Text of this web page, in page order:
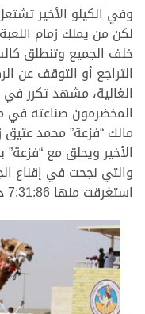
وفي الكيلو الأخير
لكن من يملك زمام
خلف الجميع وتنطلق
التراجع أو التوقف عن
الغالية، مشهد تكرر
المخضرمون صناعته في
مالك “فزعة” محمد
الأخير ويحلق مع “فزعة”
والتي نجحت في إقناع
استغرقت منها 7:31:86 دقيقة بالتمام والكمال.